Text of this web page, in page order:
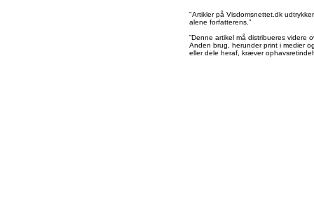
"Artikler på Visdomsnettet.dk
alene forfatterens.”
”Denne artikel må distribueres videre
Anden brug, herunder print i medier
eller dele heraf, kræver